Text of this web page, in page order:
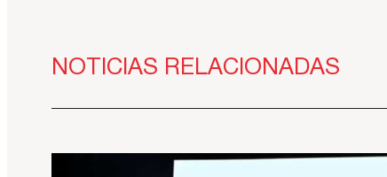
NOTICIAS RELACIONADAS